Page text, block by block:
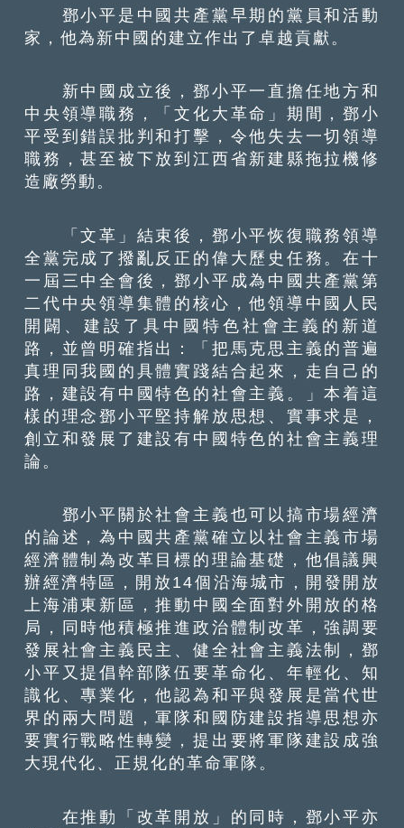
鄧小平是中國共產黨早期的黨員和活動
家，他為新中國的建立作出了卓越貢獻。
新中國成立後，鄧小平一直擔任地方和
中央領導職務，「文化大革命」期間，鄧小
平受到錯誤批判和打擊，令他失去一切領導
職務，甚至被下放到江西省新建縣拖拉機修
造廠勞動。
「文革」結束後，鄧小平恢復職務領導
全黨完成了撥亂反正的偉大歷史任務。在十
一屆三中全會後，鄧小平成為中國共產黨第
二代中央領導集體的核心，他領導中國人民
開闢、建設了具中國特色社會主義的新道
路，並曾明確指出：「把馬克思主義的普遍
真理同我國的具體實踐結合起來，走自己的
路，建設有中國特色的社會主義。」本着這
樣的理念鄧小平堅持解放思想、實事求是，
創立和發展了建設有中國特色的社會主義理
論。
鄧小平關於社會主義也可以搞市場經濟
的論述，為中國共產黨確立以社會主義市場
經濟體制為改革目標的理論基礎，他倡議興
辦經濟特區，開放14個沿海城市，開發開放
上海浦東新區，推動中國全面對外開放的格
局，同時他積極推進政治體制改革，強調要
發展社會主義民主、健全社會主義法制，鄧
小平又提倡幹部隊伍要革命化、年輕化、知
識化、專業化，他認為和平與發展是當代世
界的兩大問題，軍隊和國防建設指導思想亦
要實行戰略性轉變，提出要將軍隊建設成強
大現代化、正規化的革命軍隊。
在推動「改革開放」的同時，鄧小平亦